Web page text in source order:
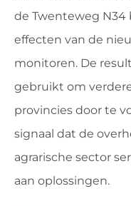
de Twenteweg N34
effecten van de
monitoren. De
gebruikt om
provincies door te
signaal dat de
agrarische sector
aan oplossingen.